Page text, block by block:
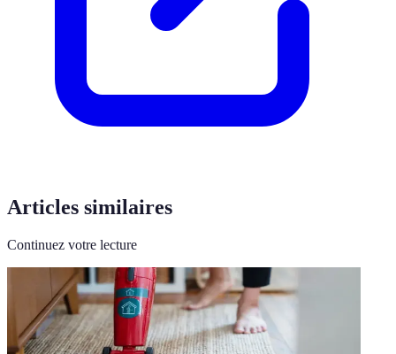
Articles similaires
Continuez votre lecture